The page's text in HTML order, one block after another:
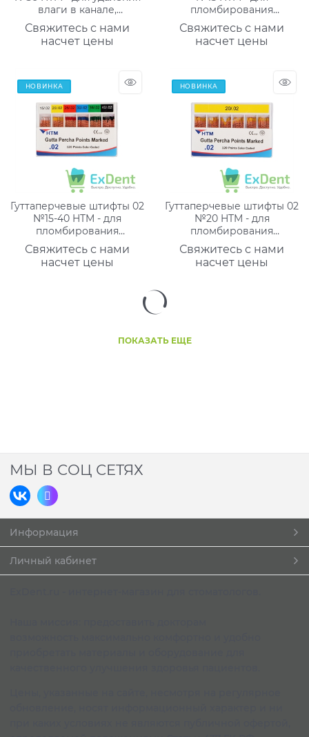
влаги в канале,
маркированные (100 шт)
Свяжитесь с нами
насчет цены
пломбирования
корневых каналов,
маркированные (120 шт)
Свяжитесь с нами
насчет цены
НОВИНКА
Гуттаперчевые штифты 02
№15-40 HTM - для
пломбирования
корневых каналов,
маркированные (120 шт)
Свяжитесь с нами
насчет цены
НОВИНКА
Гуттаперчевые штифты 02
№20 HTM - для
пломбирования
корневых каналов,
маркированные (120 шт)
Свяжитесь с нами
насчет цены
ПОКАЗАТЬ ЕЩЕ
МЫ В СОЦ СЕТЯХ
Информация
Личный кабинет